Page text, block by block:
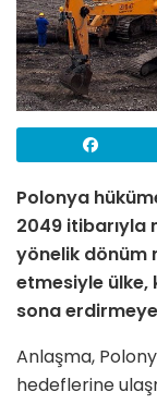
Polonya
2049 itibarıyla
yönelik dönüm
etmesiyle ülke,
sona
Anlaşma,
hedeflerine